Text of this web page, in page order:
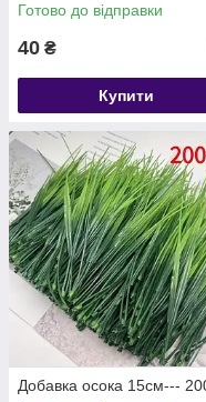
Готово до відправки
40 ₴
Купити
Добавка осока 15см---